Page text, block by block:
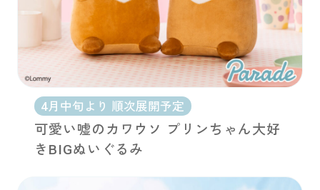
4月中旬より 順次展開予定
可愛い嘘のカワウソ プリンちゃん大好
きBIGぬいぐるみ